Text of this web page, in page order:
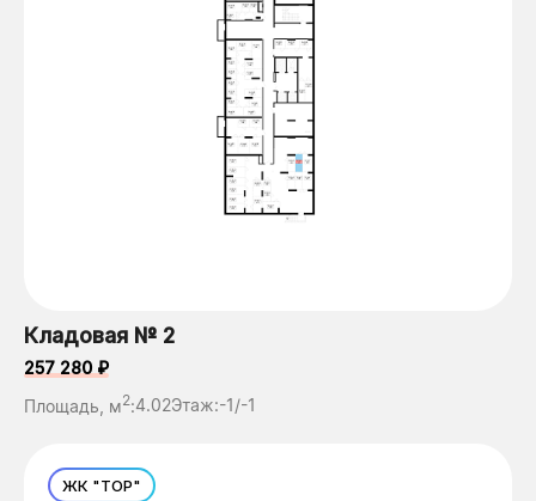
Кладовая № 2
257 280 ₽
Площадь, м2:4.02Этаж:-1/-1
ЖК "ТОР"